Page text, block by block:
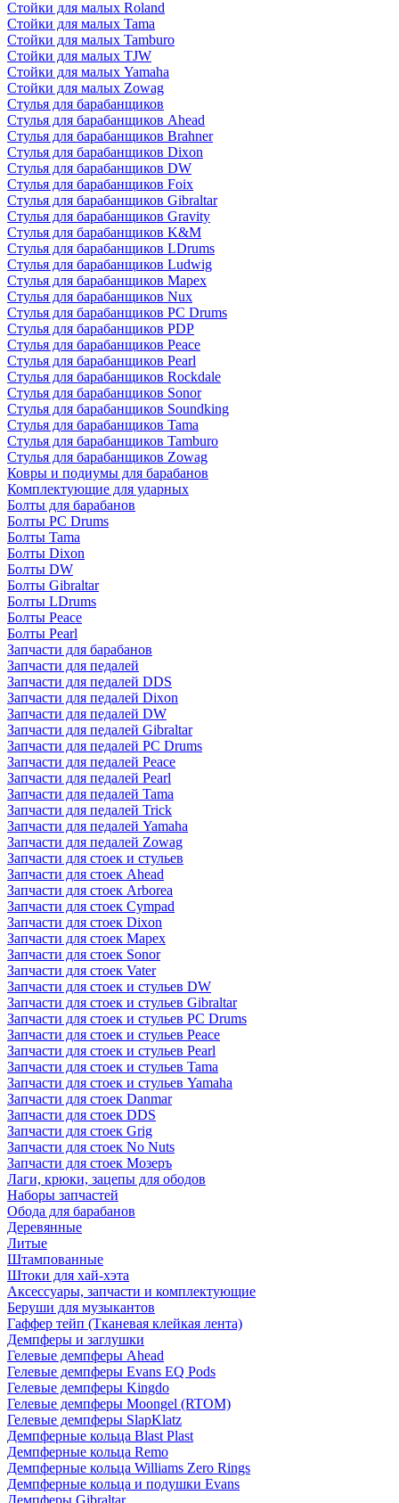
Стойки для малых Roland
Стойки для малых Tama
Стойки для малых Tamburo
Стойки для малых TJW
Стойки для малых Yamaha
Стойки для малых Zowag
Стулья для барабанщиков
Стулья для барабанщиков Ahead
Стулья для барабанщиков Brahner
Стулья для барабанщиков Dixon
Стулья для барабанщиков DW
Стулья для барабанщиков Foix
Стулья для барабанщиков Gibraltar
Стулья для барабанщиков Gravity
Стулья для барабанщиков K&M
Стулья для барабанщиков LDrums
Стулья для барабанщиков Ludwig
Стулья для барабанщиков Mapex
Стулья для барабанщиков Nux
Стулья для барабанщиков PC Drums
Стулья для барабанщиков PDP
Стулья для барабанщиков Peace
Стулья для барабанщиков Pearl
Стулья для барабанщиков Rockdale
Стулья для барабанщиков Sonor
Стулья для барабанщиков Soundking
Стулья для барабанщиков Tama
Стулья для барабанщиков Tamburo
Стулья для барабанщиков Zowag
Ковры и подиумы для барабанов
Комплектующие для ударных
Болты для барабанов
Болты PC Drums
Болты Tama
Болты Dixon
Болты DW
Болты Gibraltar
Болты LDrums
Болты Peace
Болты Pearl
Запчасти для барабанов
Запчасти для педалей
Запчасти для педалей DDS
Запчасти для педалей Dixon
Запчасти для педалей DW
Запчасти для педалей Gibraltar
Запчасти для педалей PC Drums
Запчасти для педалей Peace
Запчасти для педалей Pearl
Запчасти для педалей Tama
Запчасти для педалей Trick
Запчасти для педалей Yamaha
Запчасти для педалей Zowag
Запчасти для стоек и стульев
Запчасти для стоек Ahead
Запчасти для стоек Arborea
Запчасти для стоек Cympad
Запчасти для стоек Dixon
Запчасти для стоек Mapex
Запчасти для стоек Sonor
Запчасти для стоек Vater
Запчасти для стоек и стульев DW
Запчасти для стоек и стульев Gibraltar
Запчасти для стоек и стульев PC Drums
Запчасти для стоек и стульев Peace
Запчасти для стоек и стульев Pearl
Запчасти для стоек и стульев Tama
Запчасти для стоек и стульев Yamaha
Запчасти для стоек Danmar
Запчасти для стоек DDS
Запчасти для стоек Grig
Запчасти для стоек No Nuts
Запчасти для стоек Мозеръ
Лаги, крюки, зацепы для ободов
Наборы запчастей
Обода для барабанов
Деревянные
Литые
Штампованные
Штоки для хай-хэта
Аксессуары, запчасти и комплектующие
Беруши для музыкантов
Гаффер тейп (Тканевая клейкая лента)
Демпферы и заглушки
Гелевые демпферы Ahead
Гелевые демпферы Evans EQ Pods
Гелевые демпферы Kingdo
Гелевые демпферы Moongel (RTOM)
Гелевые демпферы SlapKlatz
Демпферные кольца Blast Plast
Демпферные кольца Remo
Демпферные кольца Williams Zero Rings
Демпферные кольца и подушки Evans
Демпферы Gibraltar